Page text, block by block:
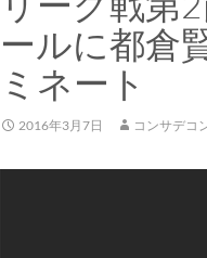
ールに都倉
ミネート
2016年3月7日 コンサデコ